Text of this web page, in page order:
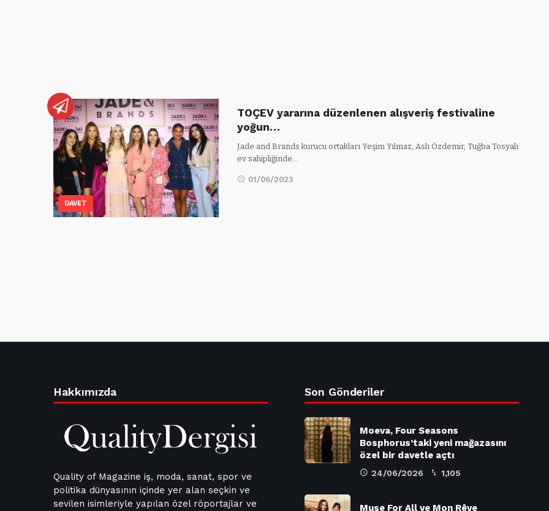
DAVET
TOÇEV yararına düzenlenen alışveriş festivaline
yoğun…
Jade and Brands kurucu ortakları Yeşim Yılmaz, Aslı Özdemir, Tuğba Tosyalı
ev sahipliğinde…
01/06/2023
Hakkımızda
Quality of Magazine iş, moda, sanat, spor ve
politika dünyasının içinde yer alan seçkin ve
sevilen isimleriyle yapılan özel röportajlar ve
Son Gönderiler
Moeva, Four Seasons
Bosphorus’taki yeni mağazasını
özel bir davetle açtı
24/06/2026 1,105
Muse For All ve Mon Rêve